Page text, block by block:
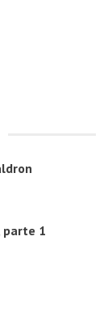
parte 1